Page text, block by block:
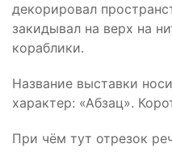
декорировал
закидывал на верх на
кораблики.
Название выставки
характер: «Абзац».
При чём тут отрезок